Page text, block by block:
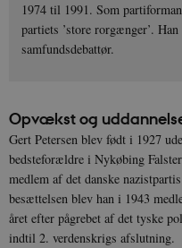
1974 til 1991. Som
partiets ’store rorgænger’.
samfundsdebattør.
Opvækst og
Gert Petersen blev født i 1927
bedsteforældre i Nykøbing
medlem af det danske
besættelsen blev han i 1943
året efter pågrebet af det tyske
indtil 2. verdenskrigs afslutning.